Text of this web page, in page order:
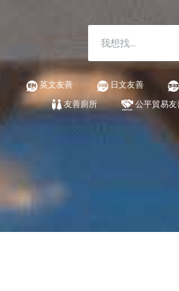
英文友善 日文友善
友善廁所
公平貿易友